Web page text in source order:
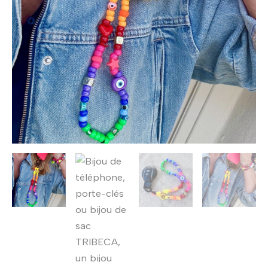
porte-
clefs
bijou
de
sac